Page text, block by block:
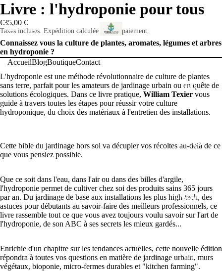
BLOG
BOUTIQUE
CONTACT
PLUS
AccueilBlogBoutiqueContact
Livre : l'hydroponie pour tous
€35,00 €
Taxes incluses. Expédition calculée lors du paiement.
Connaissez vous la culture de plantes, aromates, légumes et arbres
en hydroponie ?
L'hydroponie est une méthode révolutionnaire de culture de plantes
sans terre, parfait pour les amateurs de jardinage urbain ou en quête de
solutions écologiques. Dans ce livre pratique, William Texier vous
guide à travers toutes les étapes pour réussir votre culture
hydroponique, du choix des matériaux à l'entretien des installations.
Cette bible du jardinage hors sol va décupler vos récoltes au-delà de ce
que vous pensiez possible.
Que ce soit dans l'eau, dans l'air ou dans des billes d'argile,
l'hydroponie permet de cultiver chez soi des produits sains 365 jours
par an. Du jardinage de base aux installations les plus high-tech, des
astuces pour débutants au savoir-faire des meilleurs professionnels, ce
livre rassemble tout ce que vous avez toujours voulu savoir sur l'art de
l'hydroponie, de son ABC à ses secrets les mieux gardés...
Enrichie d'un chapitre sur les tendances actuelles, cette nouvelle édition
répondra à toutes vos questions en matière de jardinage urbain, murs
végétaux, bioponie, micro-fermes durables et "kitchen farming".